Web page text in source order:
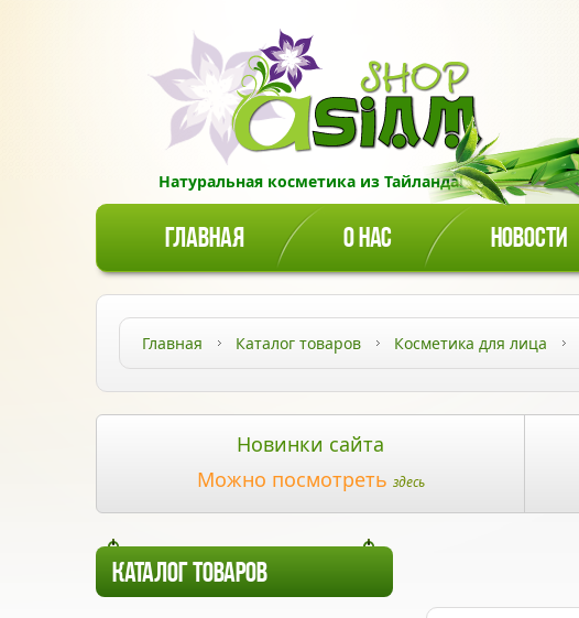
Натуральная косметика из Тайланда!
ГЛАВНАЯ О НАС НОВОСТИ
Главная Каталог товаров Косметика для лица
Новинки сайта
Можно посмотреть здесь
КАТАЛОГ ТОВАРОВ